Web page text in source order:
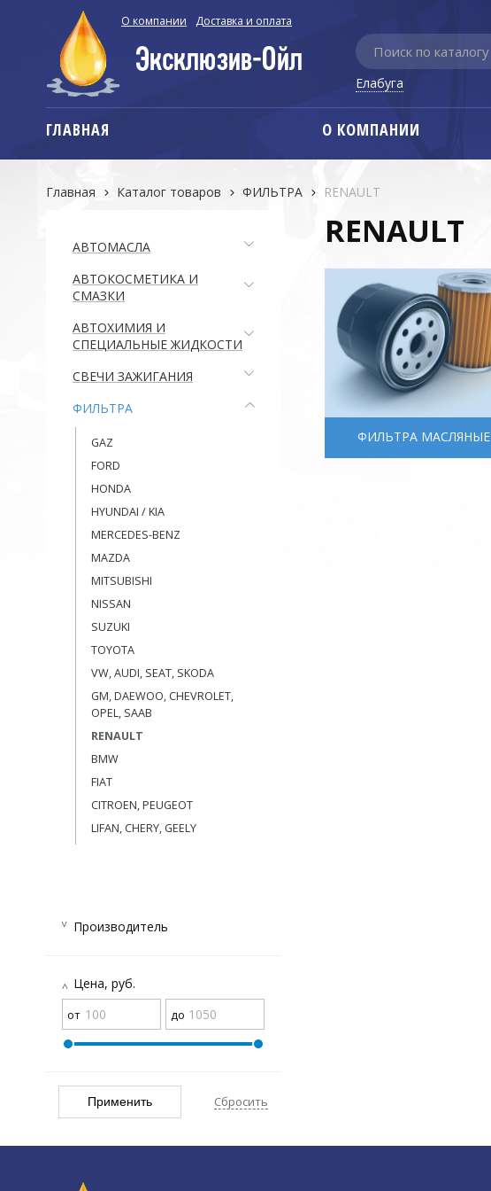
О компании Доставка и оплата
Елабуга
ГЛАВНАЯ О КОМПАНИИ
Главная Каталог товаров ФИЛЬТРА RENAULT
АВТОМАСЛА
АВТОКОСМЕТИКА И
СМАЗКИ
АВТОХИМИЯ И
СПЕЦИАЛЬНЫЕ ЖИДКОСТИ
СВЕЧИ ЗАЖИГАНИЯ
ФИЛЬТРА
GAZ
FORD
HONDA
HYUNDAI / KIA
MERCEDES-BENZ
MAZDA
MITSUBISHI
NISSAN
SUZUKI
TOYOTA
VW, AUDI, SEAT, SKODA
GM, DAEWOO, CHEVROLET,
OPEL, SAAB
RENAULT
BMW
FIAT
CITROEN, PEUGEOT
LIFAN, CHERY, GEELY
Производитель
MANN(1)
Цена, руб.
Применить Сбросить
RENAULT
ФИЛЬТРА MАСЛЯНЫЕ